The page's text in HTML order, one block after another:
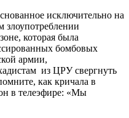
исключительно на
которая была
бомбовых
армии,
из ЦРУ свергнуть
как кричала в
в телеэфире: «Мы